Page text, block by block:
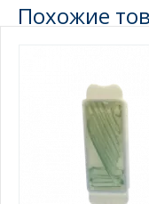
Похожие